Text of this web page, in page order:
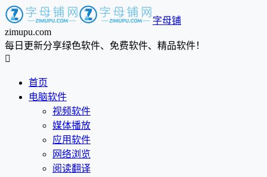
字母铺
zimupu.com
每日更新分享绿色软件、免费软件、精品软件！

首页
电脑软件
视频软件
媒体播放
应用软件
网络浏览
阅读翻译